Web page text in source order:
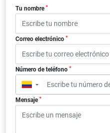
Tu nombre *
Correo electrónico *
Número de teléfono *
▼
Mensaje *